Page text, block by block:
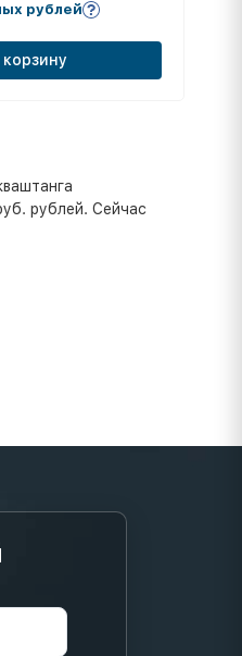
рублей
корзину
рублей. Сейчас